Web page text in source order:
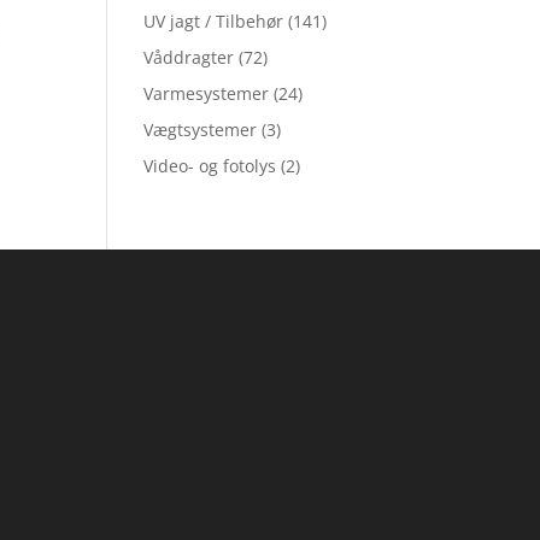
UV jagt / Tilbehør (141)
Våddragter (72)
Varmesystemer (24)
Vægtsystemer (3)
Video- og fotolys (2)